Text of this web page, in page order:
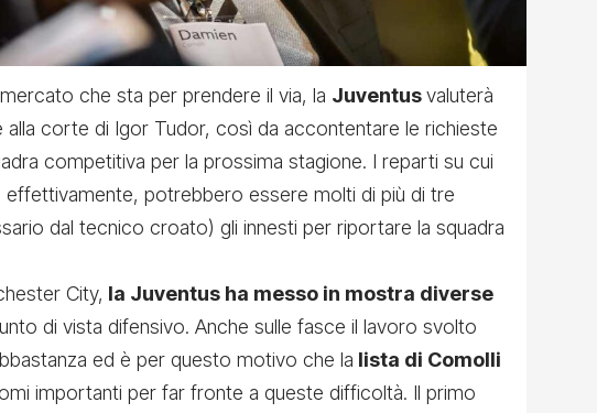
che sta per prendere il via, la Juventusvaluterà
alla corte di Igor Tudor, così da accontentare le richieste
competitiva per la prossima stagione. I reparti su cui
effettivamente, potrebbero essere molti di più di tre
dal tecnico croato) gli innesti per riportare la squadra
City, la Juventus ha messo in mostra diverse
di vista difensivo. Anche sulle fasce il lavoro svolto
ed è per questo motivo che la lista di Comolli
importanti per far fronte a queste difficoltà. Il primo